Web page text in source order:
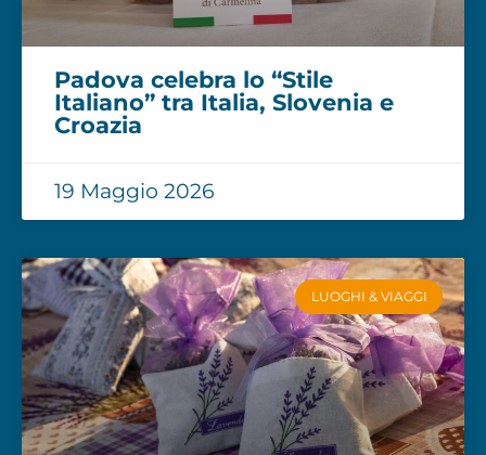
Padova celebra lo “Stile
Italiano” tra Italia, Slovenia e
Croazia
19 Maggio 2026
LUOGHI & VIAGGI